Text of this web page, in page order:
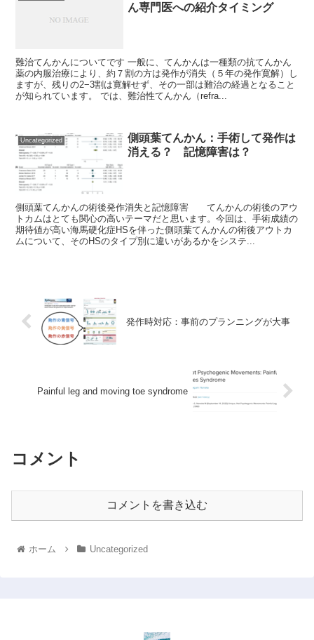
ん専門医への紹介タイミング
難治てんかんについてです 一般に、てんかんは一種類の抗てんかん
薬の内服治療により、約７割の方は発作が消失（５年の発作寛解）し
ますが、残りの2−3割は寛解せず、その一部は難治の経過となること
が知られています。 では、難治性てんかん（refra...
Uncategorized
側頭葉てんかん：手術して発作は
消える？ 記憶障害は？
側頭葉てんかんの術後発作消失と記憶障害 てんかんの術後のアウ
トカムはとても関心の高いテーマだと思います。今回は、手術成績の
期待値が高い海馬硬化症HSを伴った側頭葉てんかんの術後アウトカ
ムについて、そのHSのタイプ別に違いがあるかをシステ...
発作時対応：事前のプランニングが大事
Painful leg and moving toe syndrome
コメント
コメントを書き込む
ホーム Uncategorized